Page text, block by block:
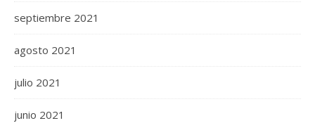
septiembre 2021
agosto 2021
julio 2021
junio 2021